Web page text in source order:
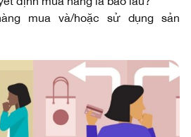
mua và/hoặc sử dụng sản